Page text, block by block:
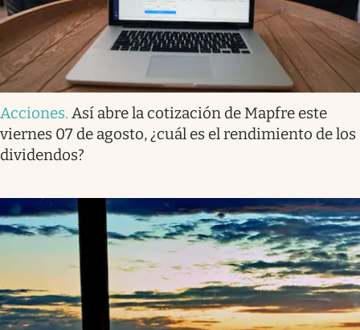
Acciones. Así abre la cotización de Mapfre este
viernes 07 de agosto, ¿cuál es el rendimiento de los
dividendos?